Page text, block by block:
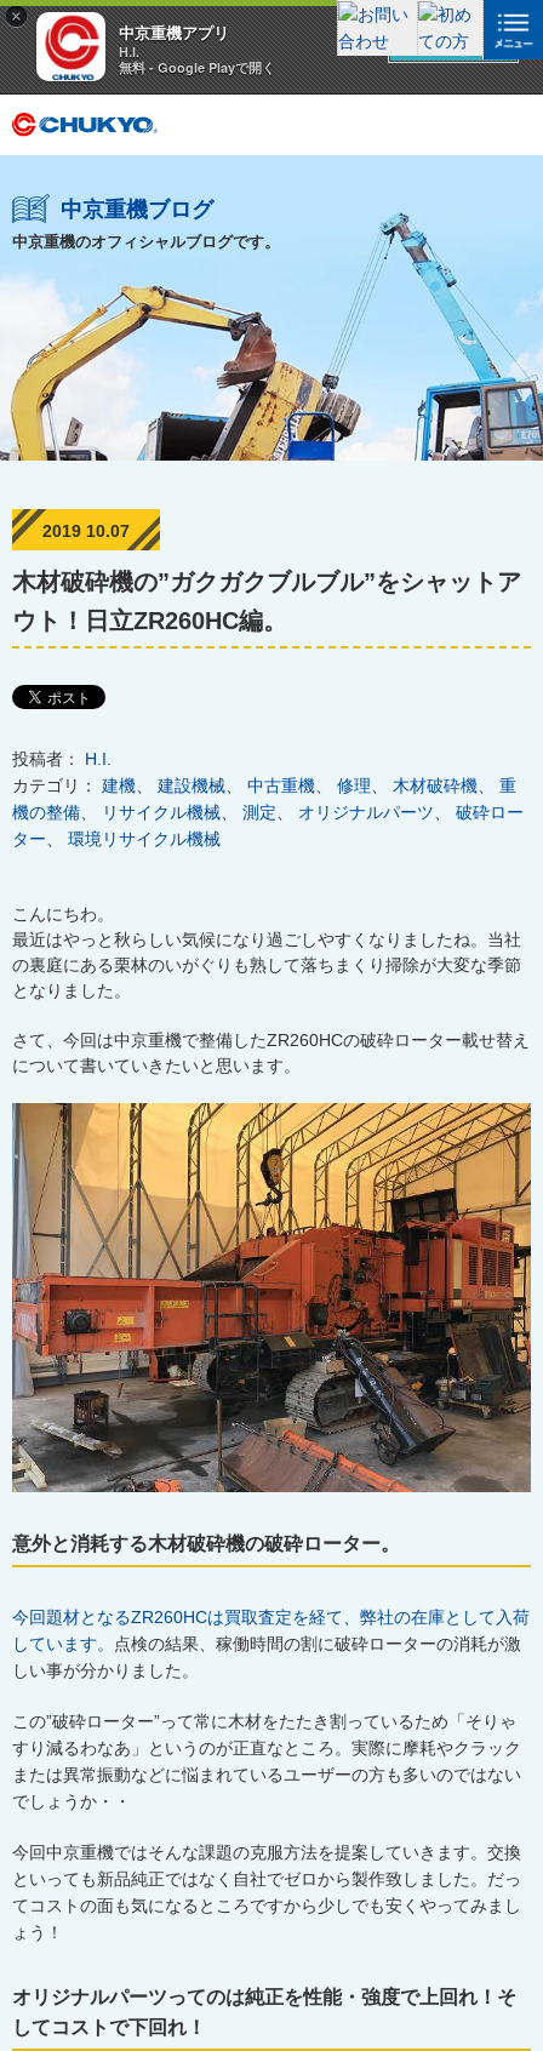
×
中京重機アプリ
H.I.
無料 - Google Playで開く
アプリを見る
中京重機ブログ
中京重機のオフィシャルブログです。
2019 10.07
木材破砕機の”ガクガクブルブル”をシャットア
ウト！日立ZR260HC編。
投稿者：
H.I.
カテゴリ： 建機 建設機械 中古重機 修理 木材破砕機
重
機の整備
リサイクル機械 測定 オリジナルパーツ
破砕ロー
ター
環境リサイクル機械
こんにちわ。
最近はやっと秋らしい気候になり過ごしやすくなりましたね。当社
の裏庭にある栗林のいがぐりも熟して落ちまくり掃除が大変な季節
となりました。
さて、今回は中京重機で整備したZR260HCの破砕ローター載せ替え
について書いていきたいと思います。
意外と消耗する木材破砕機の破砕ローター。
今回題材となるZR260HCは買取査定を経て、弊社の在庫として入荷
しています。
点検の結果、稼働時間の割に破砕ローターの消耗が激
しい事が分かりました。
この”破砕ローター”って常に木材をたたき割っているため「そりゃ
すり減るわなあ」というのが正直なところ。実際に摩耗やクラック
または異常振動などに悩まれているユーザーの方も多いのではない
でしょうか・・
今回中京重機ではそんな課題の克服方法を提案していきます。交換
といっても新品純正ではなく自社でゼロから製作致しました。だっ
てコストの面も気になるところですから少しでも安くやってみまし
ょう！
オリジナルパーツってのは純正を性能・強度で上回れ！そ
してコストで下回れ！